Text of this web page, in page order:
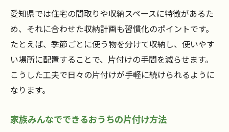
愛知県では住宅の間取りや収納スペースに特徴があるた
め、それに合わせた収納計画も習慣化のポイントです。
たとえば、季節ごとに使う物を分けて収納し、使いやす
い場所に配置することで、片付けの手間を減らせます。
こうした工夫で日々の片付けが手軽に続けられるように
なります。
家族みんなでできるおうちの片付け方法